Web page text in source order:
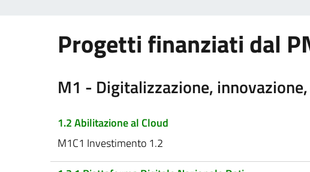
Progetti finanziati dal
M1 - Digitalizzazione,
1.2 Abilitazione al Cloud
M1C1 Investimento 1.2